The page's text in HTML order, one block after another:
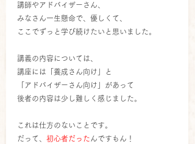
講師やアドバイザーさん、
みなさん一生懸命で、優しくて、
ここでずっと学び続けたいと思いました。
講義の内容については、
講座には「養成さん向け」と
「アドバイザーさん向け」があって
後者の内容は少し難しく感じました。
これは仕方のないことです。
だって、 初心者だった んですもん！